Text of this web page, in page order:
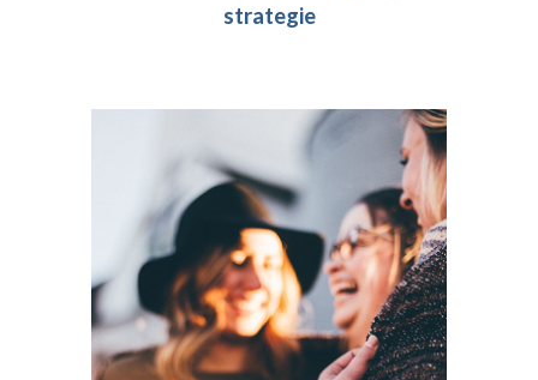
strategie